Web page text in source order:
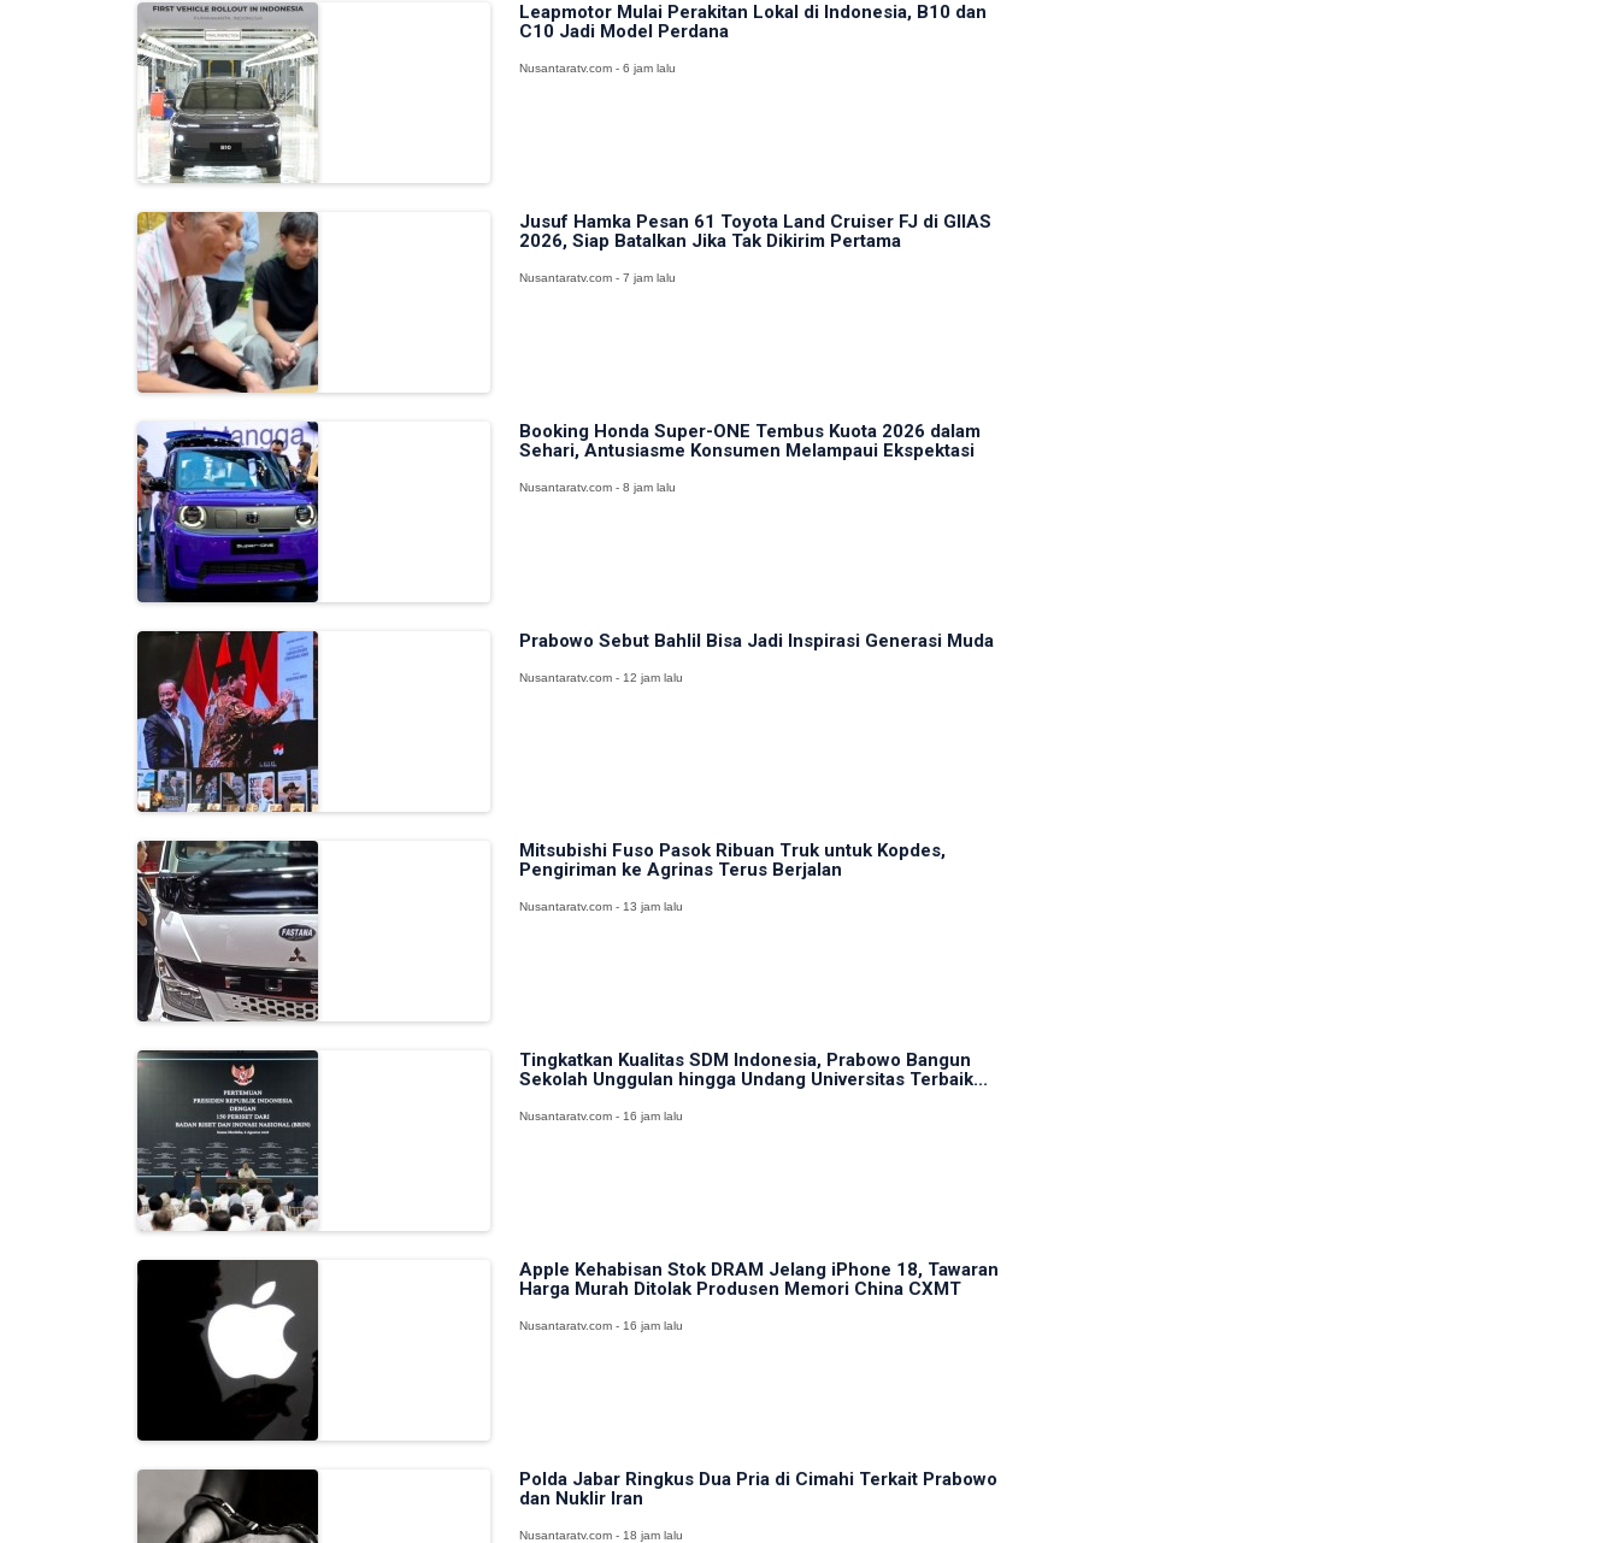
Leapmotor Mulai Perakitan Lokal di Indonesia, B10 dan
C10 Jadi Model Perdana
Nusantaratv.com - 6 jam lalu
Jusuf Hamka Pesan 61 Toyota Land Cruiser FJ di GIIAS
2026, Siap Batalkan Jika Tak Dikirim Pertama
Nusantaratv.com - 7 jam lalu
Booking Honda Super-ONE Tembus Kuota 2026 dalam
Sehari, Antusiasme Konsumen Melampaui Ekspektasi
Nusantaratv.com - 8 jam lalu
Prabowo Sebut Bahlil Bisa Jadi Inspirasi Generasi Muda
Nusantaratv.com - 12 jam lalu
Mitsubishi Fuso Pasok Ribuan Truk untuk Kopdes,
Pengiriman ke Agrinas Terus Berjalan
Nusantaratv.com - 13 jam lalu
Tingkatkan Kualitas SDM Indonesia, Prabowo Bangun
Sekolah Unggulan hingga Undang Universitas Terbaik...
Nusantaratv.com - 16 jam lalu
Apple Kehabisan Stok DRAM Jelang iPhone 18, Tawaran
Harga Murah Ditolak Produsen Memori China CXMT
Nusantaratv.com - 16 jam lalu
Polda Jabar Ringkus Dua Pria di Cimahi Terkait Prabowo
dan Nuklir Iran
Nusantaratv.com - 18 jam lalu